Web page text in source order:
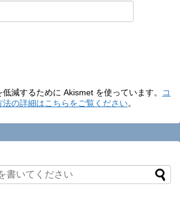
減するために Akismet を使っています。
コ
法の詳細はこちらをご覧ください。